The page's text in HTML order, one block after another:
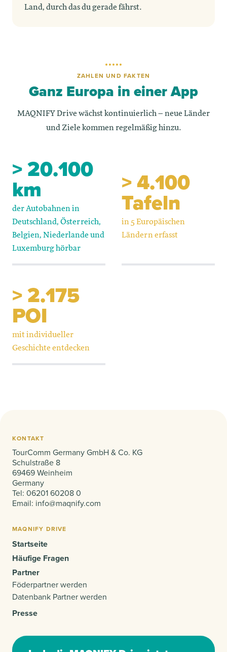
Land, durch das du gerade fährst.
ZAHLEN UND FAKTEN
Ganz Europa in einer App
MAQNIFY Drive wächst kontinuierlich – neue Länder
und Ziele kommen regelmäßig hinzu.
> 20.100
km
der Autobahnen in
Deutschland, Österreich,
Belgien, Niederlande und
Luxemburg hörbar
> 4.100
Tafeln
in 5 Europäischen
Ländern erfasst
> 2.175
POI
mit individueller
Geschichte entdecken
KONTAKT
TourComm Germany GmbH & Co. KG
Schulstraße 8
69469 Weinheim
Germany
Tel: 06201 60208 0
Email: info@maqnify.com
MAQNIFY DRIVE
Startseite
Häufige Fragen
Partner
Föderpartner werden
Datenbank Partner werden
Presse